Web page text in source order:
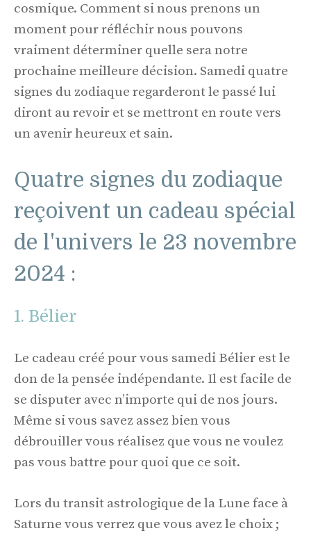
cosmique. Comment si nous prenons un
moment pour réfléchir nous pouvons
vraiment déterminer quelle sera notre
prochaine meilleure décision. Samedi quatre
signes du zodiaque regarderont le passé lui
diront au revoir et se mettront en route vers
un avenir heureux et sain.
Quatre signes du zodiaque
reçoivent un cadeau spécial
de l'univers le 23 novembre
2024 :
1. Bélier
Le cadeau créé pour vous samedi Bélier est le
don de la pensée indépendante. Il est facile de
se disputer avec n’importe qui de nos jours.
Même si vous savez assez bien vous
débrouiller vous réalisez que vous ne voulez
pas vous battre pour quoi que ce soit.
Lors du transit astrologique de la Lune face à
Saturne vous verrez que vous avez le choix ;